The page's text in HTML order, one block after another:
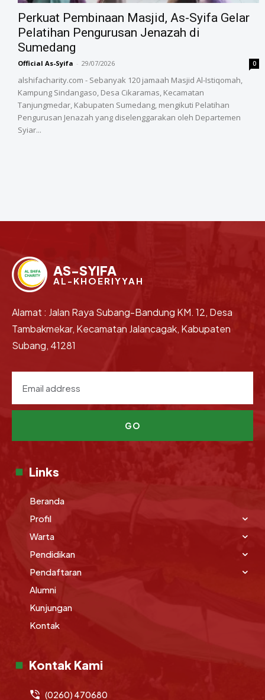
‎Perkuat Pembinaan Masjid, As-Syifa Gelar
Pelatihan Pengurusan Jenazah di
Sumedang
Official As-Syifa - 29/07/2026 0
alshifacharity.com - Sebanyak 120 jamaah Masjid Al-Istiqomah,
Kampung Sindangaso, Desa Cikaramas, Kecamatan
Tanjungmedar, Kabupaten Sumedang, mengikuti Pelatihan
Pengurusan Jenazah yang diselenggarakan oleh Departemen
Syiar...
AS-SYIFA
AL-KHOERIYYAH
Alamat : Jalan Raya Subang-Bandung KM. 12, Desa
Tambakmekar, Kecamatan Jalancagak, Kabupaten
Subang, 41281
GO
Links
Beranda
Profil
Warta
Pendidikan
Pendaftaran
Alumni
Kunjungan
Kontak
Kontak Kami
(0260) 470680